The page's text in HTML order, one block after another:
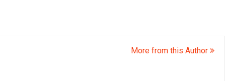
More from this Author